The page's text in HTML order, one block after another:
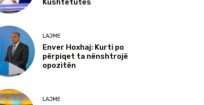
LAJME
Enver Hoxhaj: Kurti po
përpiqet ta nënshtrojë
opozitën
LAJME